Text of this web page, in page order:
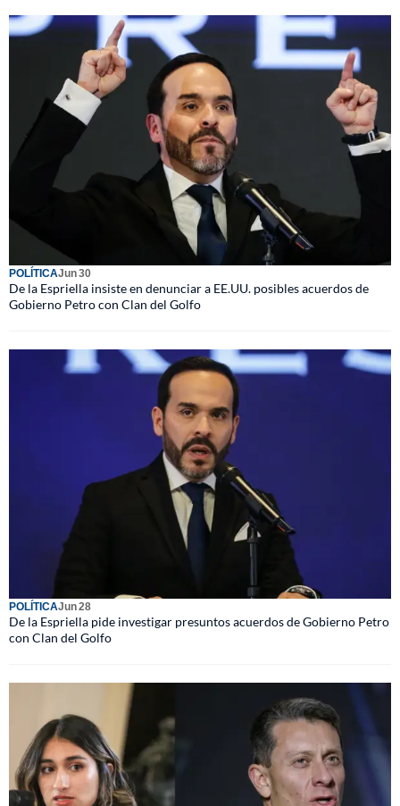
POLÍTICAJun 30
De la Espriella insiste en denunciar a EE.UU. posibles acuerdos de
Gobierno Petro con Clan del Golfo
POLÍTICAJun 28
De la Espriella pide investigar presuntos acuerdos de Gobierno Petro
con Clan del Golfo